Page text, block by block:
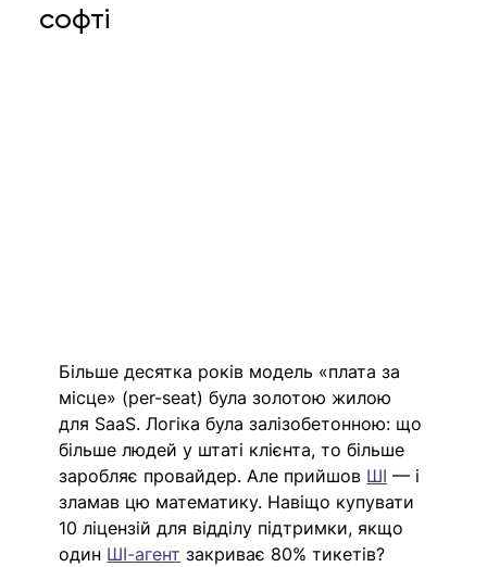
софті
Більше десятка років модель «плата за
місце» (per-seat) була золотою жилою
для SaaS. Логіка була залізобетонною: що
більше людей у штаті клієнта, то більше
заробляє провайдер. Але прийшов ШІ — і
зламав цю математику. Навіщо купувати
10 ліцензій для відділу підтримки, якщо
один ШІ-агент закриває 80% тикетів?